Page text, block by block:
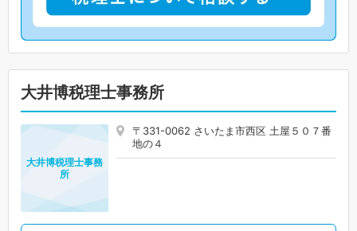
大井博税理士事務所
〒331-0062 さいたま市西区 土屋５０７番
地の４
大井博税理士事務
所